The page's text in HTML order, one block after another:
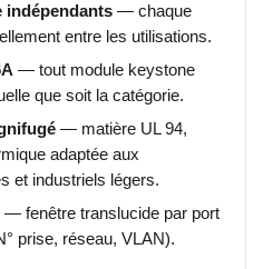
indépendants — chaque
entre les utilisations.
— tout module keystone
que soit la catégorie.
— matière UL 94,
adaptée aux
et industriels légers.
— fenêtre translucide par port
prise, réseau, VLAN).